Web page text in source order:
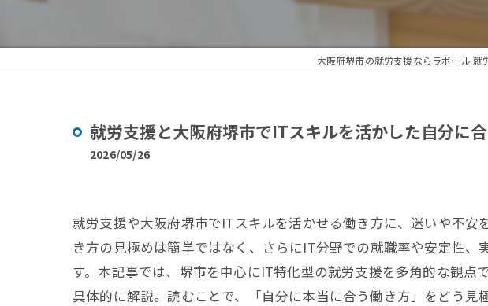
大阪府堺市の就労支援ならラポール 就
就労支援と大阪府堺市でITスキルを活かした自分に
2026/05/26
就労支援や大阪府堺市でITスキルを活かせる働き方に、迷いや不
き方の見極めは簡単ではなく、さらにIT分野での就職率や安定性
す。本記事では、堺市を中心にIT特化型の就労支援を多角的な観
具体的に解説。読むことで、「自分に本当に合う働き方」をどう